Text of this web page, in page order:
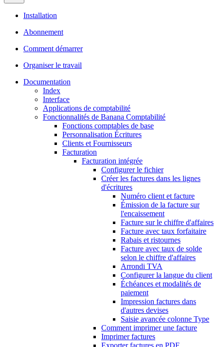
Installation
Abonnement
Comment démarrer
Organiser le travail
Documentation
Index
Interface
Applications de comptabilité
Fonctionnalités de Banana Comptabilité
Fonctions comptables de base
Personnalisation Écritures
Clients et Fournisseurs
Facturation
Facturation intégrée
Configurer le fichier
Créer les factures dans les lignes
d'écritures
Numéro client et facture
Émission de la facture sur
l'encaissement
Facture sur le chiffre d'affaires
Facture avec taux forfaitaire
Rabais et ristournes
Facture avec taux de solde
selon le chiffre d'affaires
Arrondi TVA
Configurer la langue du client
Échéances et modalités de
paiement
Impression factures dans
d'autres devises
Saisie avancée colonne Type
Comment imprimer une facture
Imprimer factures